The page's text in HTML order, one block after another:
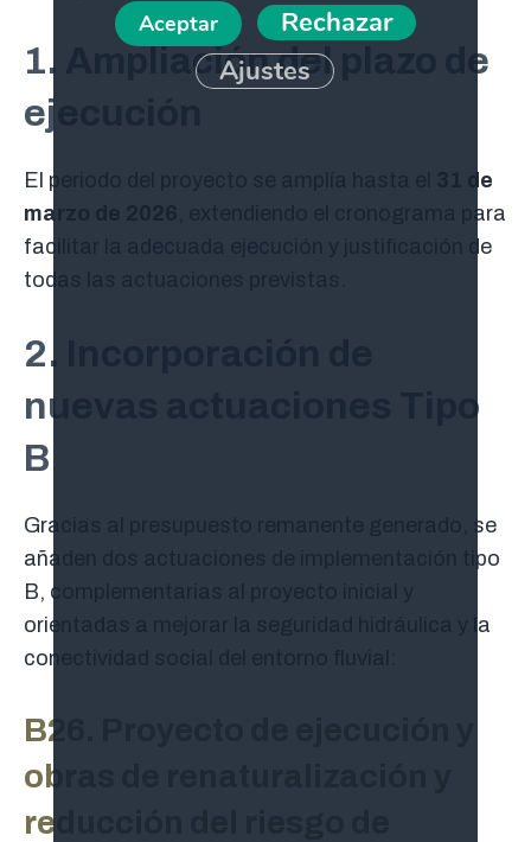
1. Ampliación del plazo de
ejecución
El periodo del proyecto se amplía hasta el
31 de
marzo de 2026
, extendiendo el cronograma para
facilitar la adecuada ejecución y justificación de
todas las actuaciones previstas.
2. Incorporación de
nuevas actuaciones Tipo
B
Gracias al presupuesto remanente generado, se
añaden dos actuaciones de implementación tipo
B, complementarias al proyecto inicial y
orientadas a mejorar la seguridad hidráulica y la
conectividad social del entorno fluvial:
B26. Proyecto de ejecución y
obras de renaturalización y
reducción del riesgo de
Aceptar
Rechazar
Ajustes